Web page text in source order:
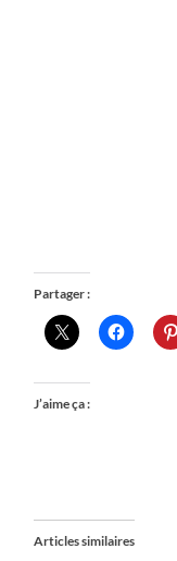
Partager :
J’aime ça :
Articles similaires